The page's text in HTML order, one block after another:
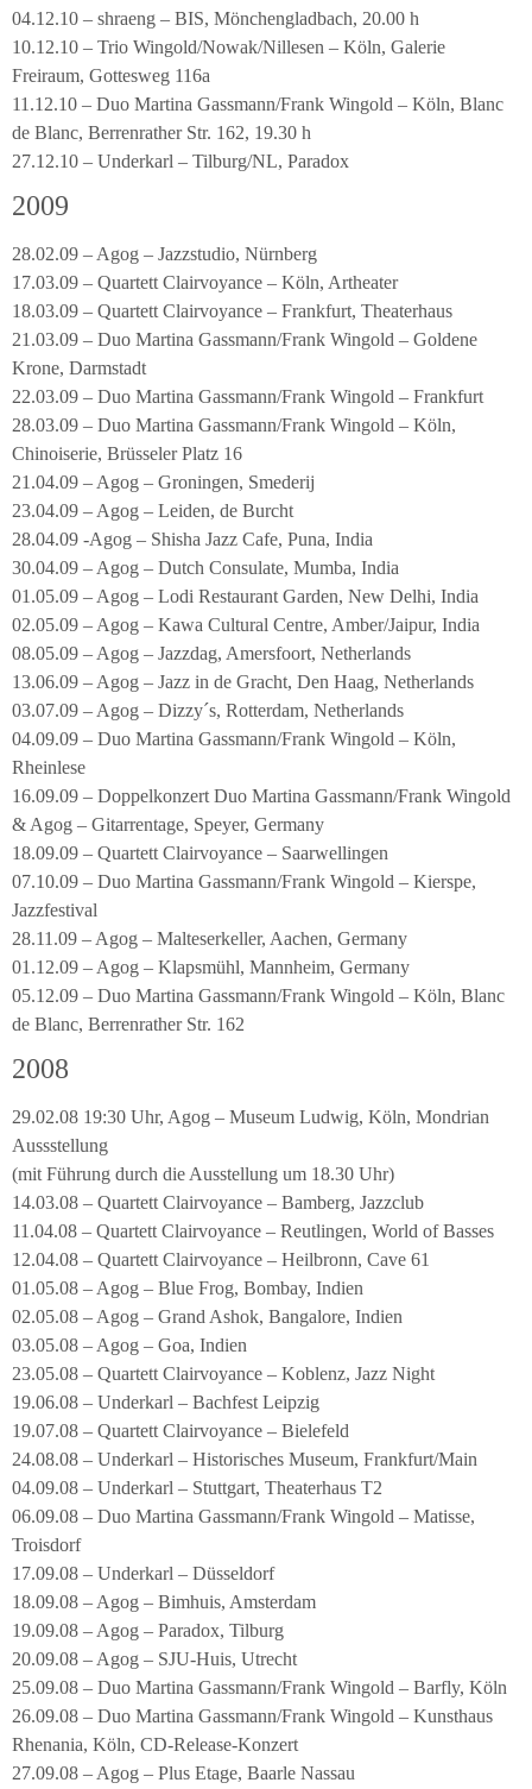
04.12.10 – shraeng – BIS, Mönchengladbach, 20.00 h
10.12.10 – Trio Wingold/Nowak/Nillesen – Köln, Galerie
Freiraum, Gottesweg 116a
11.12.10 – Duo Martina Gassmann/Frank Wingold – Köln, Blanc
de Blanc, Berrenrather Str. 162, 19.30 h
27.12.10 – Underkarl – Tilburg/NL, Paradox
2009
28.02.09 – Agog – Jazzstudio, Nürnberg
17.03.09 – Quartett Clairvoyance – Köln, Artheater
18.03.09 – Quartett Clairvoyance – Frankfurt, Theaterhaus
21.03.09 – Duo Martina Gassmann/Frank Wingold – Goldene
Krone, Darmstadt
22.03.09 – Duo Martina Gassmann/Frank Wingold – Frankfurt
28.03.09 – Duo Martina Gassmann/Frank Wingold – Köln,
Chinoiserie, Brüsseler Platz 16
21.04.09 – Agog – Groningen, Smederij
23.04.09 – Agog – Leiden, de Burcht
28.04.09 -Agog – Shisha Jazz Cafe, Puna, India
30.04.09 – Agog – Dutch Consulate, Mumba, India
01.05.09 – Agog – Lodi Restaurant Garden, New Delhi, India
02.05.09 – Agog – Kawa Cultural Centre, Amber/Jaipur, India
08.05.09 – Agog – Jazzdag, Amersfoort, Netherlands
13.06.09 – Agog – Jazz in de Gracht, Den Haag, Netherlands
03.07.09 – Agog – Dizzy´s, Rotterdam, Netherlands
04.09.09 – Duo Martina Gassmann/Frank Wingold – Köln,
Rheinlese
16.09.09 – Doppelkonzert Duo Martina Gassmann/Frank Wingold
& Agog – Gitarrentage, Speyer, Germany
18.09.09 – Quartett Clairvoyance – Saarwellingen
07.10.09 – Duo Martina Gassmann/Frank Wingold – Kierspe,
Jazzfestival
28.11.09 – Agog – Malteserkeller, Aachen, Germany
01.12.09 – Agog – Klapsmühl, Mannheim, Germany
05.12.09 – Duo Martina Gassmann/Frank Wingold – Köln, Blanc
de Blanc, Berrenrather Str. 162
2008
29.02.08 19:30 Uhr, Agog – Museum Ludwig, Köln, Mondrian
Aussstellung
(mit Führung durch die Ausstellung um 18.30 Uhr)
14.03.08 – Quartett Clairvoyance – Bamberg, Jazzclub
11.04.08 – Quartett Clairvoyance – Reutlingen, World of Basses
12.04.08 – Quartett Clairvoyance – Heilbronn, Cave 61
01.05.08 – Agog – Blue Frog, Bombay, Indien
02.05.08 – Agog – Grand Ashok, Bangalore, Indien
03.05.08 – Agog – Goa, Indien
23.05.08 – Quartett Clairvoyance – Koblenz, Jazz Night
19.06.08 – Underkarl – Bachfest Leipzig
19.07.08 – Quartett Clairvoyance – Bielefeld
24.08.08 – Underkarl – Historisches Museum, Frankfurt/Main
04.09.08 – Underkarl – Stuttgart, Theaterhaus T2
06.09.08 – Duo Martina Gassmann/Frank Wingold – Matisse,
Troisdorf
17.09.08 – Underkarl – Düsseldorf
18.09.08 – Agog – Bimhuis, Amsterdam
19.09.08 – Agog – Paradox, Tilburg
20.09.08 – Agog – SJU-Huis, Utrecht
25.09.08 – Duo Martina Gassmann/Frank Wingold – Barfly, Köln
26.09.08 – Duo Martina Gassmann/Frank Wingold – Kunsthaus
Rhenania, Köln, CD-Release-Konzert
27.09.08 – Agog – Plus Etage, Baarle Nassau